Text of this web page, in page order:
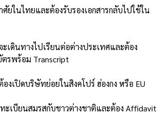
ยในไทยและต้องรับรองเอกสารกลับไปใช้ใน
เดินทางไปเรียนต่อต่างประเทศและต้อง
รพร้อม Transcript
งเปิดบริษัทย่อยในสิงคโปร์ ฮ่องกง หรือ EU
ะเบียนสมรสกับชาวต่างชาติและต้อง Affidavit